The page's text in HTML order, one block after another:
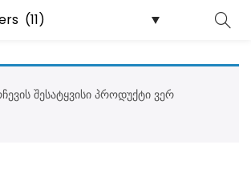
შესატყვისი პროდუქტი ვერ